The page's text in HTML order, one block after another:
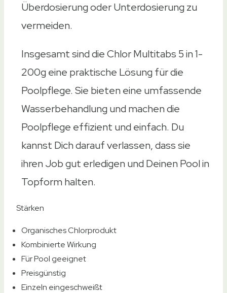
Überdosierung oder Unterdosierung zu
vermeiden.
Insgesamt sind die Chlor Multitabs 5 in 1-
200g eine praktische Lösung für die
Poolpflege. Sie bieten eine umfassende
Wasserbehandlung und machen die
Poolpflege effizient und einfach. Du
kannst Dich darauf verlassen, dass sie
ihren Job gut erledigen und Deinen Pool in
Topform halten.
Stärken
Organisches Chlorprodukt
Kombinierte Wirkung
Für Pool geeignet
Preisgünstig
Einzeln eingeschweißt